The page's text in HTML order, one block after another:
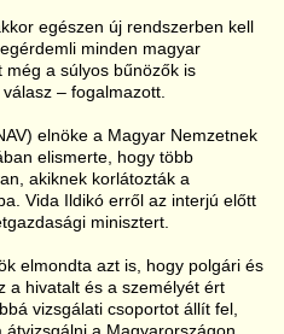
egészen új rendszerben kell
minden magyar
a súlyos bűnözők is
– fogalmazott.
elnöke a Magyar Nemzetnek
elismerte, hogy több
akiknek korlátozták a
Vida Ildikó erről az interjú előtt
minisztert.
elmondta azt is, hogy polgári és
a hivatalt és a személyét ért
vizsgálati csoportot állít fel,